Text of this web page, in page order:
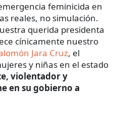
feminicida en
reales, no simulación.
querida presidenta
cínicamente nuestro
Jara Cruz, el
y niñas en el estado
violentador y
en su gobierno a